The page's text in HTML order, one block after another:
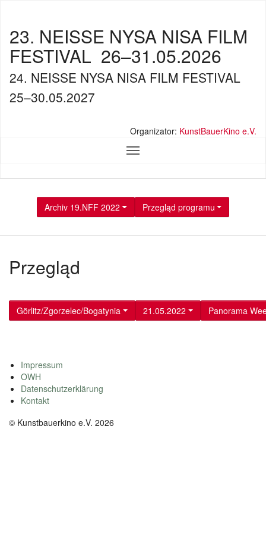
23. NEISSE NYSA NISA FILM
FESTIVAL 26–31.05.2026
24. NEISSE NYSA NISA FILM FESTIVAL
25–30.05.2027
Organizator: KunstBauerKino e.V.
Archiv 19.NFF 2022 Przegląd programu
Przegląd
Görlitz/Zgorzelec/Bogatynia 21.05.2022 Panorama
Impressum
OWH
Datenschutzerklärung
Kontakt
© Kunstbauerkino e.V. 2026